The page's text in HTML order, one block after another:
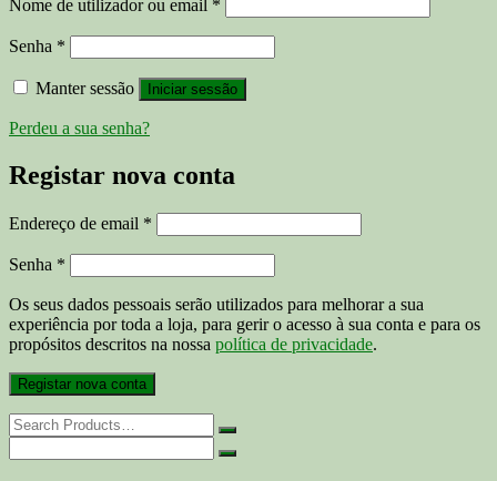
Nome de utilizador ou email *
Senha *
Manter sessão Iniciar sessão
Perdeu a sua senha?
Registar nova conta
Endereço de email *
Senha *
Os seus dados pessoais serão utilizados para melhorar a sua
experiência por toda a loja, para gerir o acesso à sua conta e para os
propósitos descritos na nossa política de privacidade.
Registar nova conta
Search
for:
for: